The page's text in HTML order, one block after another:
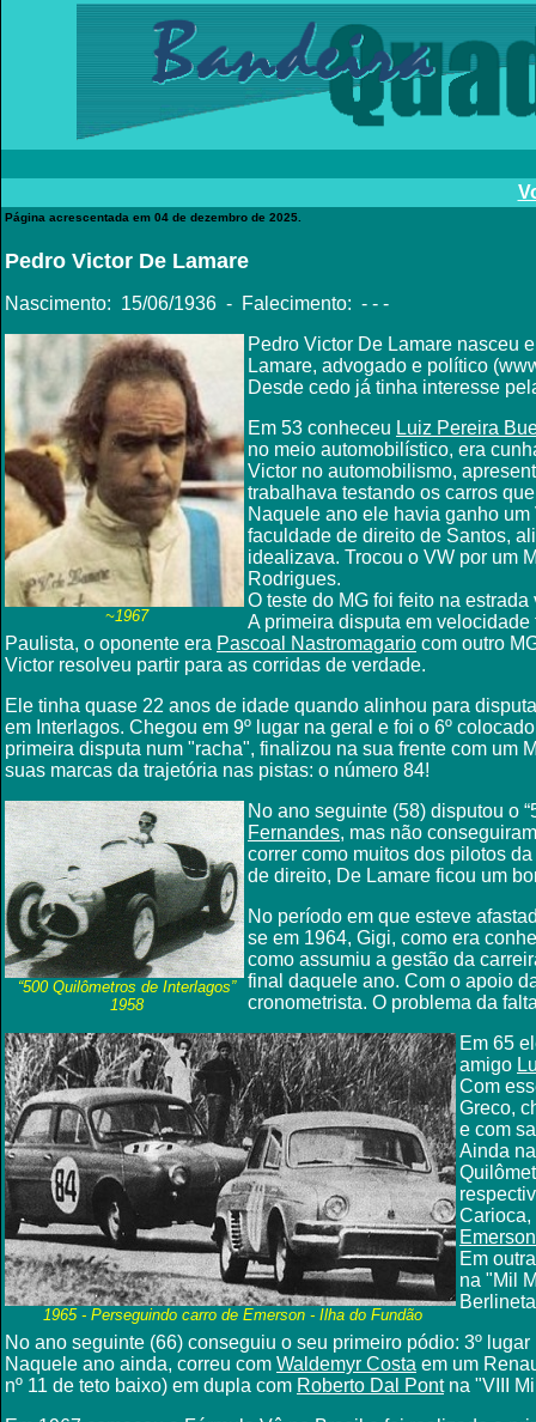
Página acrescentada em 04 de dezembro de 2025.
Pedro Victor De Lamare
Nascimento: 15/06/1936 - Falecimento: - - -
~1967
Pedro Victor De Lamare nasceu
Lamare, advogado e político
Desde cedo já tinha interesse
Em 53 conheceu Luiz Pereira
no meio automobilístico, era
Victor no automobilismo,
trabalhava testando os carros
Naquele ano ele havia ganho
faculdade de direito de Santos,
idealizava. Trocou o VW por um
Rodrigues.
O teste do MG foi feito na
A primeira disputa em velocidade
Paulista, o oponente era Pascoal Nastromagario com outro
Victor resolveu partir para as corridas de verdade.
Ele tinha quase 22 anos de idade quando alinhou para
em Interlagos. Chegou em 9º lugar na geral e foi o 6º
primeira disputa num "racha", finalizou na sua frente com um
suas marcas da trajetória nas pistas: o número 84!
“500 Quilômetros de Interlagos”
1958
No ano seguinte (58) disputou o
Fernandes, mas não
correr como muitos dos pilotos
de direito, De Lamare ficou um
No período em que esteve
se em 1964, Gigi, como era
como assumiu a gestão da
final daquele ano. Com o apoio
cronometrista. O problema da
1965 - Perseguindo carro de Emerson - Ilha do Fundão
Em 65
amigo
Com
Greco,
e com
Ainda
Carioca,
Em
na "Mil
No ano seguinte (66) conseguiu o seu primeiro pódio: 3º
Naquele ano ainda, correu com Waldemyr Costa em um
nº 11 de teto baixo) em dupla com Roberto Dal Pontna "VIII